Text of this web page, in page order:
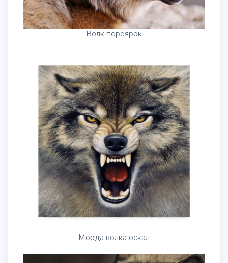
Волк переярок
Морда волка оскал